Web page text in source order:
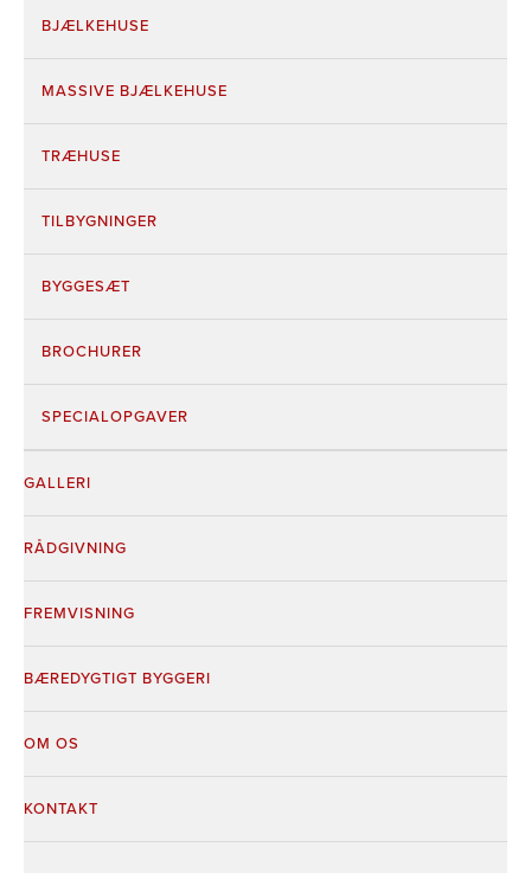
BJÆLKEHUSE
MASSIVE BJÆLKEHUSE
TRÆHUSE
TILBYGNINGER
BYGGESÆT
BROCHURER
SPECIALOPGAVER
GALLERI
RÅDGIVNING
FREMVISNING
BÆREDYGTIGT BYGGERI
OM OS
KONTAKT